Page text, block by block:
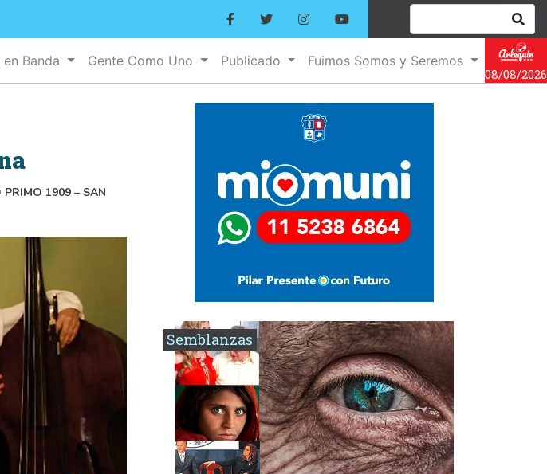
Banda Gente Como Uno Publicado
Fuimos Somos y Seremos
08/08/2026
PRIMO 1909 – SAN
Semblanzas